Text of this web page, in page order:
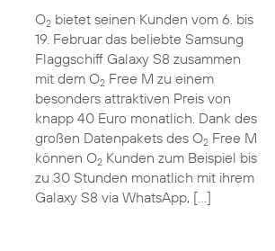
O2bietet seinen Kunden vom 6. bis
19. Februar das beliebte Samsung
Flaggschiff Galaxy S8 zusammen
mit dem O2Free M zu einem
besonders attraktiven Preis von
knapp 40 Euro monatlich. Dank des
großen Datenpakets des O2Free M
können O2Kunden zum Beispiel bis
zu 30 Stunden monatlich mit ihrem
Galaxy S8 via WhatsApp, […]